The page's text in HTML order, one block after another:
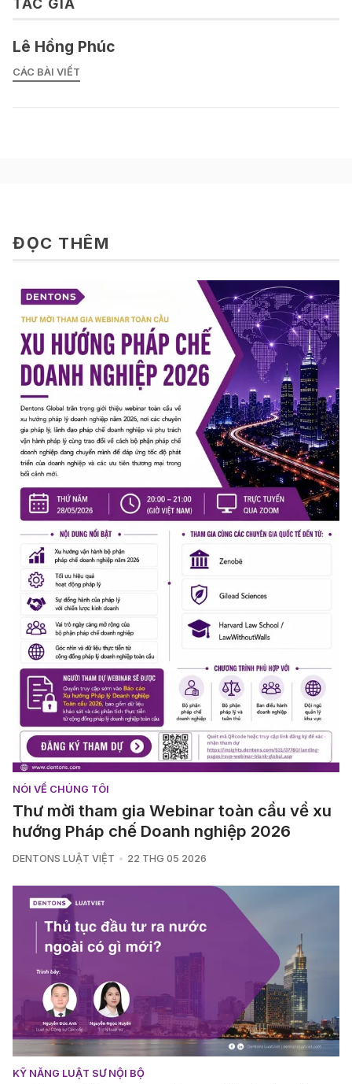
TÁC GIẢ
Lê Hồng Phúc
CÁC BÀI VIẾT
ĐỌC THÊM
NÓI VỀ CHÚNG TÔI
Thư mời tham gia Webinar toàn cầu về xu
hướng Pháp chế Doanh nghiệp 2026
DENTONS LUẬT VIỆT 22 THG 05 2026
KỸ NĂNG LUẬT SƯ NỘI BỘ